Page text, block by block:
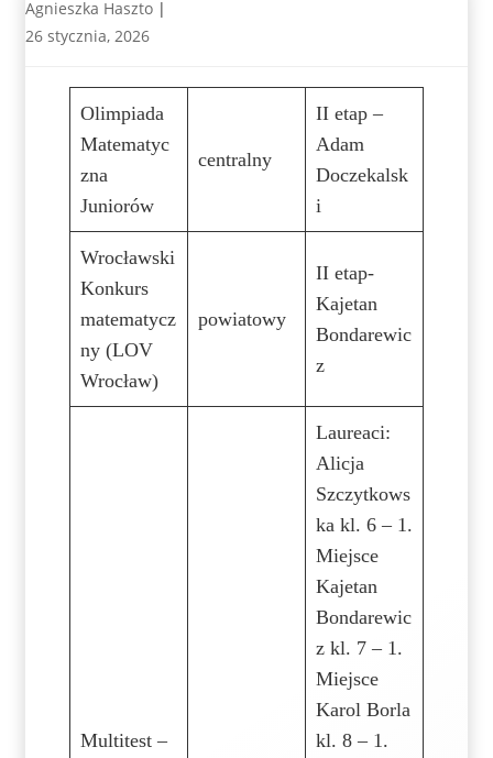
Agnieszka Haszto |
26 stycznia, 2026
Olimpiada
Matematyc
zna
Juniorów
centralny
II etap –
Adam
Doczekalsk
i
Wrocławski
Konkurs
matematycz
ny (LOV
Wrocław)
powiatowy
II etap-
Kajetan
Bondarewic
z
Multitest –
Laureaci:
Alicja
Szczytkows
ka kl. 6 – 1.
Miejsce
Kajetan
Bondarewic
z kl. 7 – 1.
Miejsce
Karol Borla
kl. 8 – 1.